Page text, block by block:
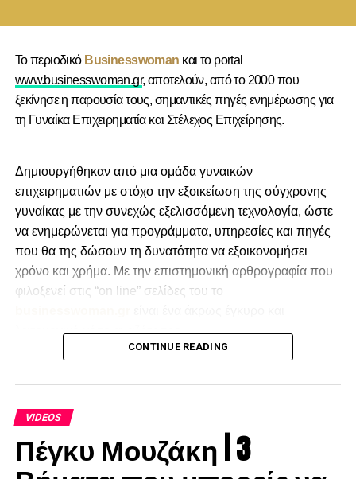
Το περιοδικό Businesswoman και το portal
www.businesswoman.gr, αποτελούν, από το 2000 που
ξεκίνησε η παρουσία τους, σημαντικές πηγές ενημέρωσης για
τη Γυναίκα Επιχειρηματία και Στέλεχος Επιχείρησης.
Δημιουργήθηκαν από μια ομάδα γυναικών
επιχειρηματιών με στόχο την εξοικείωση της σύγχρονης
γυναίκας με την συνεχώς εξελισσόμενη τεχνολογία, ώστε
να ενημερώνεται για προγράμματα, υπηρεσίες και πηγές
που θα της δώσουν τη δυνατότητα να εξοικονομήσει
χρόνο και χρήμα. Με την επιστημονική αρθρογραφία που
φιλοξενεί στις “on line” σελίδες του το
λειτουργικό μέσο αναζήτησης.
CONTINUE READING
VIDEOS
Πέγκυ Μουζάκη | 3